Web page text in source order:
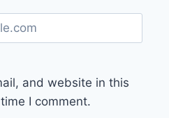
and website in this
I comment.